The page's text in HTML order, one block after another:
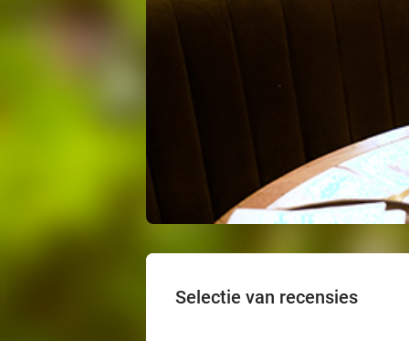
Selectie van recensies